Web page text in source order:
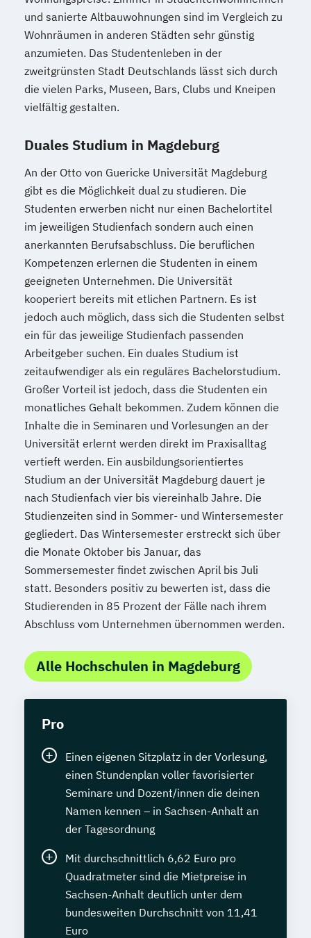
und sanierte Altbauwohnungen sind im Vergleich zu
Wohnräumen in anderen Städten sehr günstig
anzumieten. Das Studentenleben in der
zweitgrünsten Stadt Deutschlands lässt sich durch
die vielen Parks, Museen, Bars, Clubs und Kneipen
vielfältig gestalten.
Duales Studium in Magdeburg
An der Otto von Guericke Universität Magdeburg
gibt es die Möglichkeit dual zu studieren. Die
Studenten erwerben nicht nur einen Bachelortitel
im jeweiligen Studienfach sondern auch einen
anerkannten Berufsabschluss. Die beruflichen
Kompetenzen erlernen die Studenten in einem
geeigneten Unternehmen. Die Universität
kooperiert bereits mit etlichen Partnern. Es ist
jedoch auch möglich, dass sich die Studenten selbst
ein für das jeweilige Studienfach passenden
Arbeitgeber suchen. Ein duales Studium ist
zeitaufwendiger als ein reguläres Bachelorstudium.
Großer Vorteil ist jedoch, dass die Studenten ein
monatliches Gehalt bekommen. Zudem können die
Inhalte die in Seminaren und Vorlesungen an der
Universität erlernt werden direkt im Praxisalltag
vertieft werden. Ein ausbildungsorientiertes
Studium an der Universität Magdeburg dauert je
nach Studienfach vier bis viereinhalb Jahre. Die
Studienzeiten sind in Sommer- und Wintersemester
gegliedert. Das Wintersemester erstreckt sich über
die Monate Oktober bis Januar, das
Sommersemester findet zwischen April bis Juli
statt. Besonders positiv zu bewerten ist, dass die
Studierenden in 85 Prozent der Fälle nach ihrem
Abschluss vom Unternehmen übernommen werden.
Alle Hochschulen in Magdeburg
Pro
Einen eigenen Sitzplatz in der Vorlesung,
einen Stundenplan voller favorisierter
Seminare und Dozent/innen die deinen
Namen kennen – in Sachsen-Anhalt an
der Tagesordnung
Mit durchschnittlich 6,62 Euro pro
Quadratmeter sind die Mietpreise in
Sachsen-Anhalt deutlich unter dem
bundesweiten Durchschnitt von 11,41
Euro